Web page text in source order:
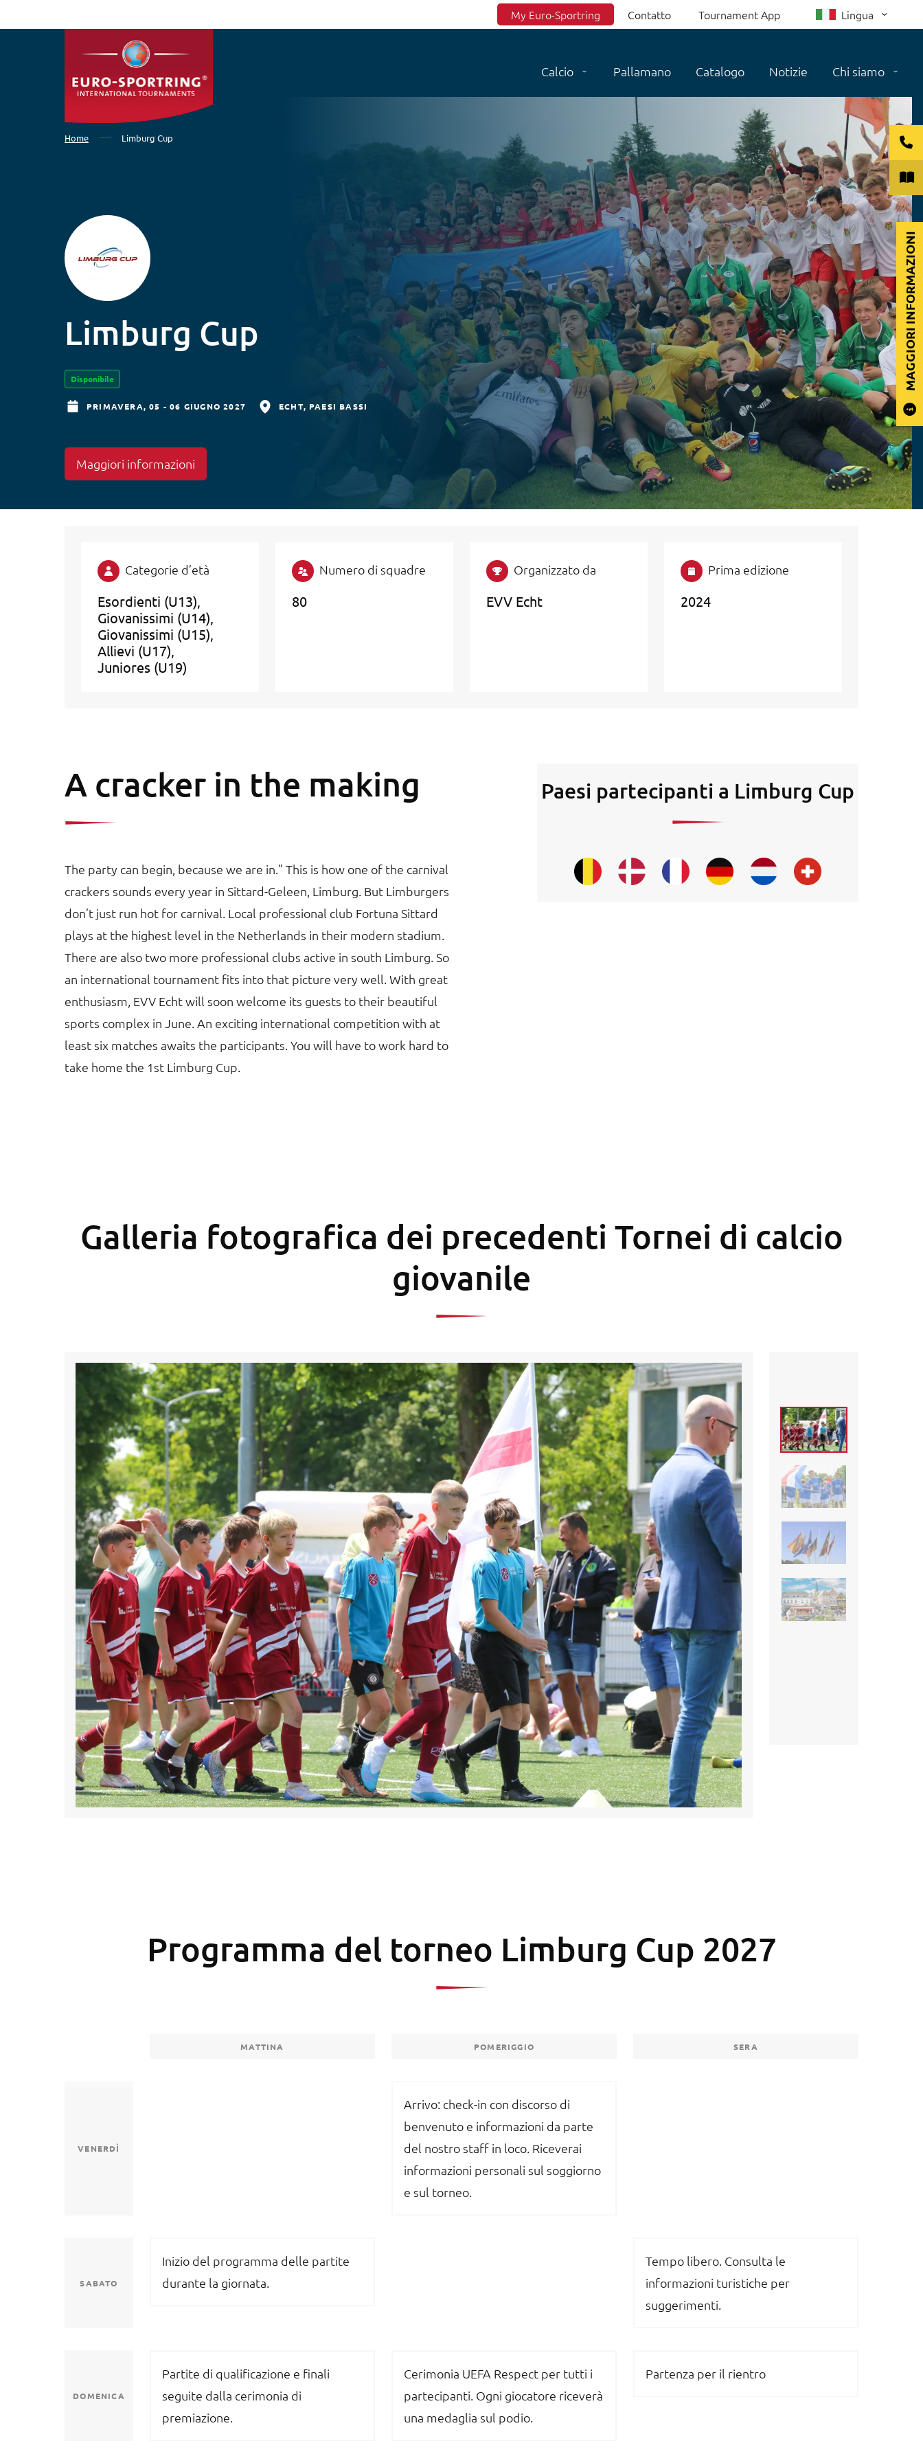
Top menu
My Euro-Sportring Contatto Tournament App Lingua
Calcio Pallamano Catalogo Notizie Chi siamo
Home Limburg Cup
Limburg Cup
Disponibile
PRIMAVERA,05 - 06 GIUGNO 2027 ECHT PAESI BASSI
Maggiori informazioni
Categorie d’età
Esordienti (U13)
Giovanissimi (U14)
Giovanissimi (U15)
Allievi (U17)
Juniores (U19)
Numero di squadre
80
Organizzato da
EVV Echt
Prima edizione
2024
A cracker in the making
The party can begin, because we are in.” This is how one of the carnival
crackers sounds every year in Sittard-Geleen, Limburg. But Limburgers
don’t just run hot for carnival. Local professional club Fortuna Sittard
plays at the highest level in the Netherlands in their modern stadium.
There are also two more professional clubs active in south Limburg. So
an international tournament fits into that picture very well. With great
enthusiasm, EVV Echt will soon welcome its guests to their beautiful
sports complex in June. An exciting international competition with at
least six matches awaits the participants. You will have to work hard to
take home the 1st Limburg Cup.
Paesi partecipanti a Limburg Cup
Galleria fotografica dei precedenti Tornei di calcio
giovanile
Programma del torneo Limburg Cup 2027
MATTINA POMERIGGIO SERA
VENERDÌ
Arrivo: check-in con discorso di
benvenuto e informazioni da parte
del nostro staff in loco. Riceverai
informazioni personali sul soggiorno
e sul torneo.
SABATO
Inizio del programma delle partite
durante la giornata.
Tempo libero. Consulta le
informazioni turistiche per
suggerimenti.
DOMENICA
Partite di qualificazione e finali
seguite dalla cerimonia di
premiazione.
Cerimonia UEFA Respect per tutti i
partecipanti. Ogni giocatore riceverà
una medaglia sul podio.
Partenza per il rientro
MAGGIORI INFORMAZIONI